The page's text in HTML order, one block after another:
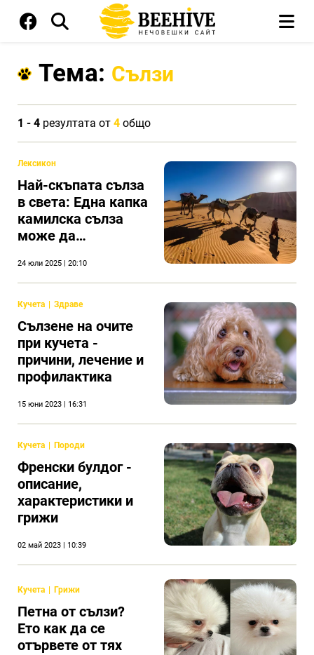
Тема: Сълзи
1 - 4 резултата от 4 общо
Лексикон
Най-скъпата сълза
в света: Една капка
камилска сълза
може да
змийски отрови
24 юли 2025 | 20:10
Кучета Здраве
Сълзене на очите
при кучета -
причини, лечение и
профилактика
15 юни 2023 | 16:31
Кучета Породи
Френски булдог -
описание,
характеристики и
грижи
02 май 2023 | 10:39
Кучета Грижи
Петна от сълзи?
Ето как да се
отървете от тях